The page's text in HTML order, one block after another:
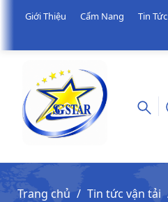
Giới Thiệu Cẩm Nang Tin Tức
Trang chủ
Tin tức vận tải